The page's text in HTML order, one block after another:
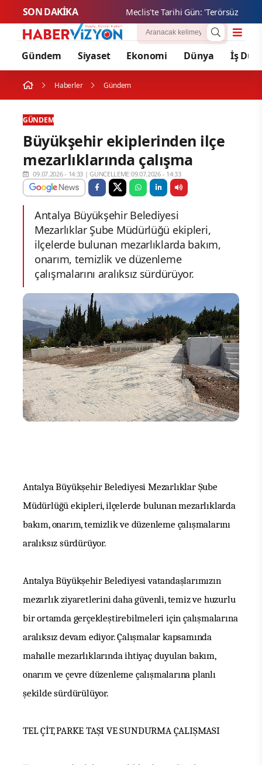
SON DAKİKA
Gündem Siyaset Ekonomi Dünya İş
Haberler Gündem
GÜNDEM
Büyükşehir ekiplerinden ilçe
mezarlıklarında çalışma
09.07.2026 - 14:33 |GÜNCELLEME:09.07.2026 - 14:33
Antalya Büyükşehir Belediyesi
Mezarlıklar Şube Müdürlüğü ekipleri,
ilçelerde bulunan mezarlıklarda bakım,
onarım, temizlik ve düzenleme
çalışmalarını aralıksız sürdürüyor.
Antalya Büyükşehir Belediyesi Mezarlıklar Şube
Müdürlüğü ekipleri, ilçelerde bulunan mezarlıklarda
bakım, onarım, temizlik ve düzenleme çalışmalarını
aralıksız sürdürüyor.
Antalya Büyükşehir Belediyesi vatandaşlarımızın
mezarlık ziyaretlerini daha güvenli, temiz ve huzurlu
bir ortamda gerçekleştirebilmeleri için çalışmalarına
aralıksız devam ediyor.Çalışmalar kapsamında
mahalle mezarlıklarında ihtiyaç duyulan bakım,
onarım ve çevre düzenleme çalışmalarına planlı
şekilde sürdürülüyor.
TEL ÇİT, PARKE TAŞI VE SUNDURMA ÇALIŞMASI